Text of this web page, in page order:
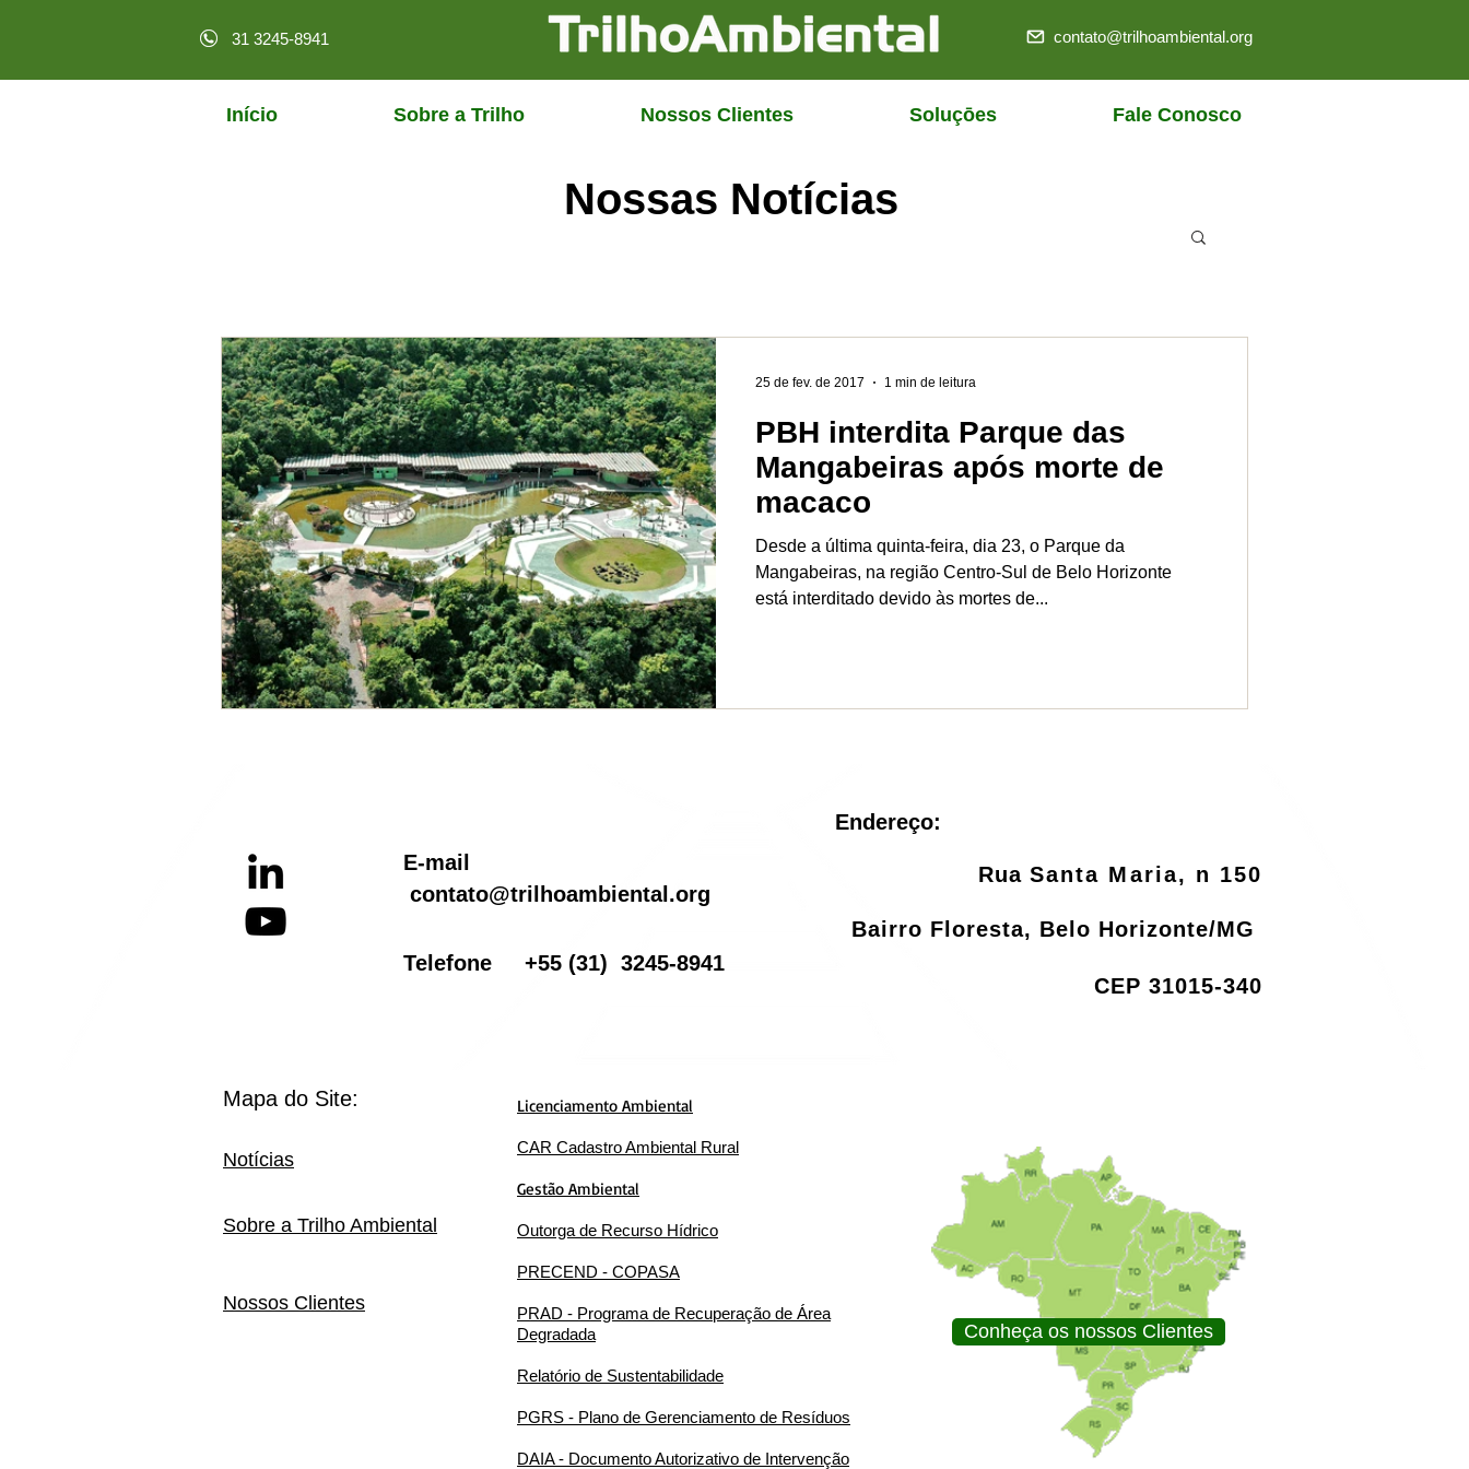
31 3245-8941 contato@trilhoambiental.org
Início Sobre a Trilho Nossos Clientes Soluçōes Fale Conosco
Nossas Notícias
PBH interdita Parque das
Mangabeiras após morte de
macaco
Desde a última quinta-feira, dia 23, o Parque da
Mangabeiras, na região Centro-Sul de Belo Horizonte
está interditado devido às mortes de...
25 de fev. de 2017 1 min de leitura
E-mail
contato@trilhoambiental.org
Telefone +55 (31) 3245-8941
Endereço:
RuaSanta Maria, n 150
Bairro Floresta, Belo Horizonte/MG
CEP 31015-340
Sobre a Trilho Ambiental
Notícias
Nossos Clientes
Mapa do Site: Licenciamento Ambiental
CAR Cadastro Ambiental Rural
Gestão Ambiental
Outorga de Recurso Hídrico
PRECEND - COPASA
PRAD - Programa de Recuperação de Área
Degradada
Relatório de Sustentabilidade
PGRS - Plano de Gerenciamento de Resíduos
DAIA - Documento Autorizativo de Intervenção
Conheça os nossos Clientes